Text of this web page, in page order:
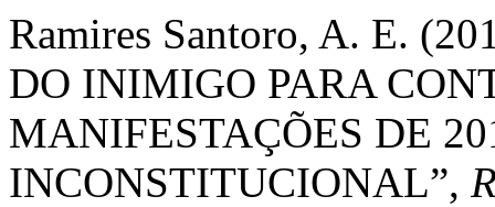
Ramires Santoro, A. E.
DO INIMIGO PARA
MANIFESTAÇÕES DE
INCONSTITUCIONAL”,